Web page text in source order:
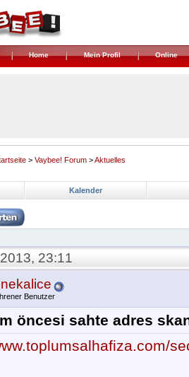
Home Mein Profil Online
> Vaybee! Forum >Aktuelles
Kalender
23:11
Benutzer
öncesi sahte adres